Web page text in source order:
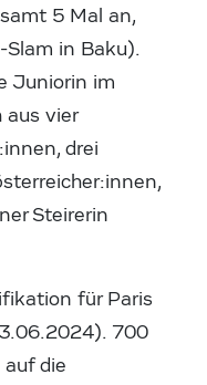
5 Mal an,
in Baku).
Juniorin im
aus vier
drei
Steirerin
für Paris
700
die